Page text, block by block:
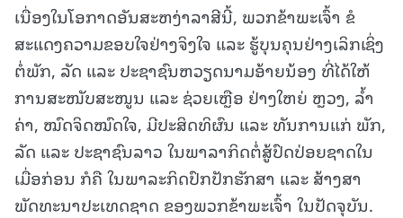
ເນື່ອງໃນໂອກາດອັນສະຫງ່າລາສີນີ້, ພວກຂ້າພະເຈົ້າ ຂໍ
ສະແດງຄວາມຂອບໃຈຢ່າງຈິງໃຈ ແລະ ຮູ້ບຸນຄຸນຢ່າງເລິກເຊິ່ງ
ຕໍ່ພັກ, ລັດ ແລະ ປະຊາຊົນຫວຽດນາມອ້າຍນ້ອງ ທີ່ໄດ້ໃຫ້
ການສະໜັບສະໜູນ ແລະ ຊ່ວຍເຫຼືອ ຢ່າງໃຫຍ່ ຫຼວງ, ລ້ຳ
ຄ່າ, ໝົດຈິດໝົດໃຈ, ມີປະສິດທິຜົນ ແລະ ທັນການແກ່ ພັກ,
ລັດ ແລະ ປະຊາຊົນລາວ ໃນພາລາກິດຕໍ່ສູ້ປົດປ່ອຍຊາດໃນ
ເມື່ອກ່ອນ ກໍຄື ໃນພາລະກິດປົກປັກຮັກສາ ແລະ ສ້າງສາ
ພັດທະນາປະເທດຊາດ ຂອງພວກຂ້າພະເຈົ້າ ໃນປັດຈຸບັນ.